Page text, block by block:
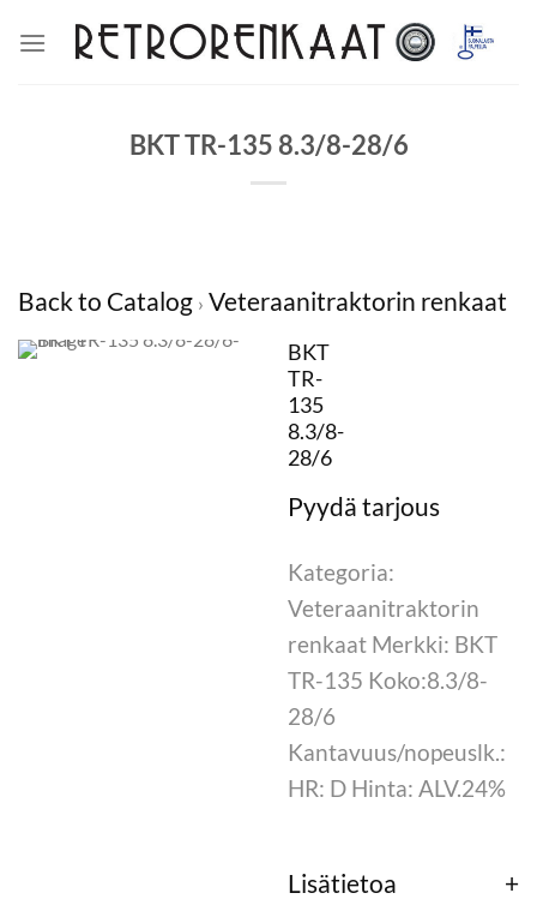
BKT TR-135 8.3/8-28/6
Back to Catalog Veteraanitraktorin renkaat
BKT
TR-
135
8.3/8-
28/6
Kategoria:
Veteraanitraktorin
renkaat Merkki: BKT
TR-135 Koko:8.3/8-
28/6
Kantavuus/nopeuslk.:
HR: D Hinta: ALV.24%
Lisätietoa